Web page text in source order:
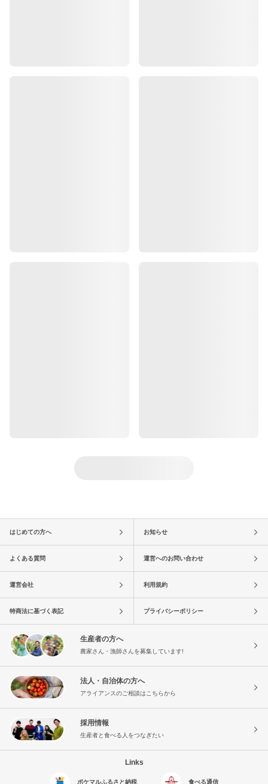
はじめての方へ お知らせ
よくある質問 運営へのお問い合わせ
運営会社 利用規約
特商法に基づく表記 プライバシーポリシー
生産者の方へ
農家さん・漁師さんを募集しています!
法人・自治体の方へ
アライアンスのご相談はこちらから
採用情報
生産者と食べる人をつなぎたい
Links
ポケマルふるさと納税 食べる通信